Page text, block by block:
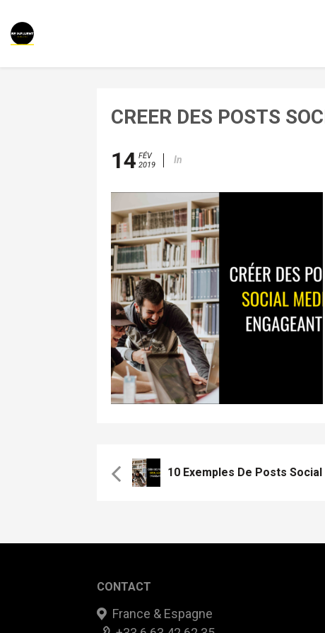
CREER DES POSTS
14 FÉV
2019
In
10 Exemples De Posts
CONTACT
France & Espagne